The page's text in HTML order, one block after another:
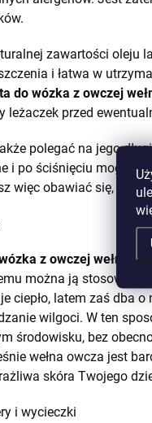
zawartości oleju
i łatwa w
do wózka z owczej
leżaczek przed
polegać na jego
i po ściśnięciu mogą
więc obawiać się, że
z owczej wełny
można ją stosować
ciepło, latem zaś dba o
wilgoci. W ten
środowisku, bez
wełna owcza jest
skóra Twojego
i wycieczki